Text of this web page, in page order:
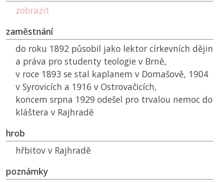
zobrazit
zaměstnání
do roku 1892 působil jako lektor církevních dějin
a práva pro studenty teologie v Brně,
v roce 1893 se stal kaplanem v Domašově, 1904
v Syrovicích a 1916 v Ostrovačicích,
koncem srpna 1929 odešel pro trvalou nemoc do
kláštera v Rajhradě
hrob
hřbitov v Rajhradě
poznámky